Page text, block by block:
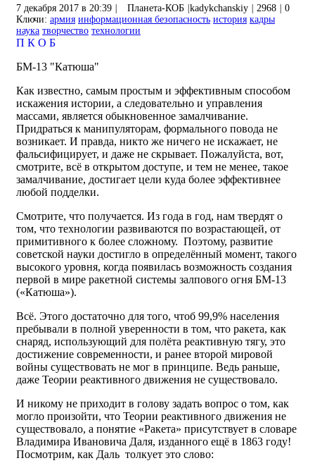
7 декабря 2017 в 20:39 Планета-КОБ kadykchanskiy 2968
0
Ключи: армия информационная безопасность история кадры
наука творчество технологии
П К О Б
БМ-13 "Катюша"
Как известно, самым простым и эффективным способом
искажения истории, а следовательно и управления
массами, является обыкновенное замалчивание.
Придраться к манипуляторам, формального повода не
возникает. И правда, никто же ничего не искажает, не
фальсифицирует, и даже не скрывает. Пожалуйста, вот,
смотрите, всё в открытом доступе, и тем не менее, такое
замалчивание, достигает цели куда более эффективнее
любой подделки.
Смотрите, что получается. Из года в год, нам твердят о
том, что технологии развиваются по возрастающей, от
примитивного к более сложному. Поэтому, развитие
советской науки достигло в определённый момент, такого
высокого уровня, когда появилась возможность создания
первой в мире ракетной системы залпового огня БМ-13
(«Катюша»).
Всё. Этого достаточно для того, чтоб 99,9% населения
пребывали в полной уверенности в том, что ракета, как
снаряд, использующий для полёта реактивную тягу, это
достижение современности, и ранее второй мировой
войны существовать не мог в принципе. Ведь раньше,
даже Теории реактивного движения не существовало.
И никому не приходит в голову задать вопрос о том, как
могло произойти, что Теории реактивного движения не
существовало, а понятие «Ракета» присутствует в словаре
Владимира Ивановича Даля, изданного ещё в 1863 году!
Посмотрим, как Даль толкует это слово: